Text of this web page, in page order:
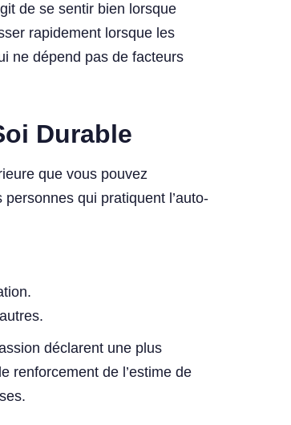
de se sentir bien lorsque
rapidement lorsque les
ne dépend pas de facteurs
Durable
que vous pouvez
qui pratiquent l’auto-
déclarent une plus
renforcement de l’estime de